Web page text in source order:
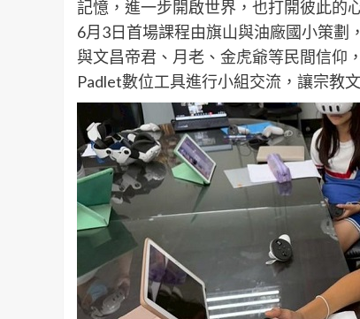
記憶，進一步開啟世界，也打開彼此的心
6月3日首場課程由旗山與油廠國小策劃
與文昌帝君、月老、金虎爺等民間信仰
Padlet數位工具進行小組交流，讓宗教